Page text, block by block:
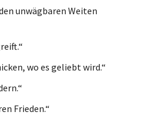
unwägbaren Weiten
wo es geliebt wird.“
Frieden.“